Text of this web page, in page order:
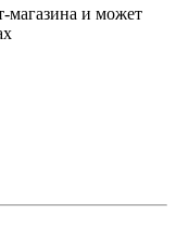
магазина и может